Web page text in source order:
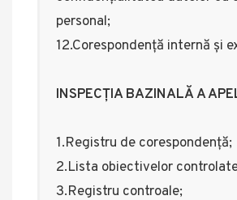
personal;
12.Corespondență internă și
INSPECȚIA BAZINALĂ A
1.Registru de corespondență;
2.Lista obiectivelor
3.Registru controale;